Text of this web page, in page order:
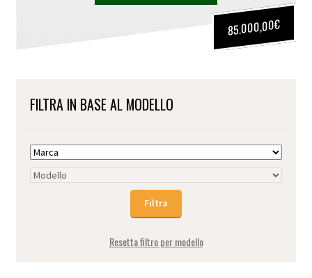
85.000,00€
FILTRA IN BASE AL MODELLO
Resetta filtro per modello